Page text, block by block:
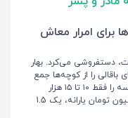
برای امرار معاش
دستفروشی می‌کرد. بهار
را از کوچه‌ها جمع
می‌کردیم تا برای خوراک دام بفروشیم. هر کیسه را فقط ۱۰ تا ۱۵ هزار
تومان از ما می‌خریدند. این ماه هم از 1.6 میلیون تومان یارانه، یک 1.5